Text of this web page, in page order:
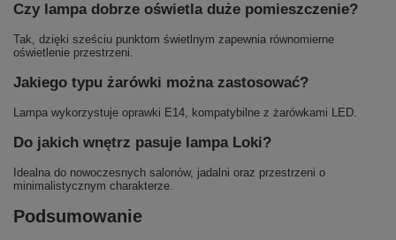
Czy lampa dobrze oświetla duże pomieszczenie?
Tak, dzięki sześciu punktom świetlnym zapewnia równomierne
oświetlenie przestrzeni.
Jakiego typu żarówki można zastosować?
Lampa wykorzystuje oprawki E14, kompatybilne z żarówkami LED.
Do jakich wnętrz pasuje lampa Loki?
Idealna do nowoczesnych salonów, jadalni oraz przestrzeni o
minimalistycznym charakterze.
Podsumowanie